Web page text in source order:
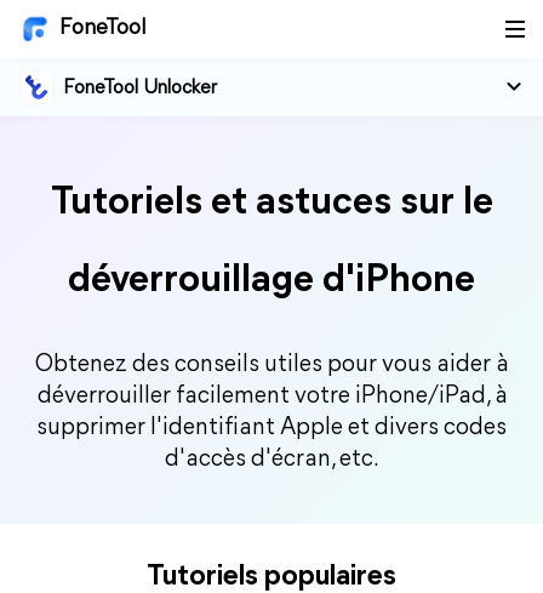
FoneTool
FoneTool Unlocker
Tutoriels et astuces sur le
déverrouillage d'iPhone
Obtenez des conseils utiles pour vous aider à
déverrouiller facilement votre iPhone/iPad, à
supprimer l'identifiant Apple et divers codes
d'accès d'écran, etc.
Tutoriels populaires